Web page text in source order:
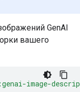
GenAI
вашего
image-